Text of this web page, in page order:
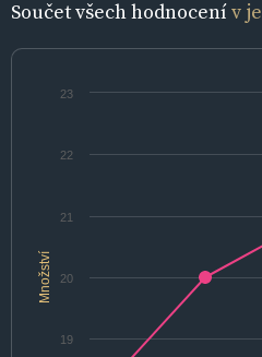
Součet všech hodnocenív
Množství
19
20
21
22
23